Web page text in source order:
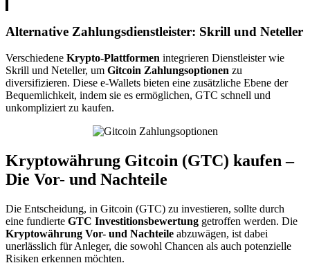
Alternative Zahlungsdienstleister: Skrill und Neteller
Verschiedene Krypto-Plattformen integrieren Dienstleister wie
Skrill und Neteller, um Gitcoin Zahlungsoptionen zu
diversifizieren. Diese e-Wallets bieten eine zusätzliche Ebene der
Bequemlichkeit, indem sie es ermöglichen, GTC schnell und
unkompliziert zu kaufen.
Kryptowährung Gitcoin (GTC) kaufen –
Die Vor- und Nachteile
Die Entscheidung, in Gitcoin (GTC) zu investieren, sollte durch
eine fundierte GTC Investitionsbewertung getroffen werden. Die
Kryptowährung Vor- und Nachteile abzuwägen, ist dabei
unerlässlich für Anleger, die sowohl Chancen als auch potenzielle
Risiken erkennen möchten.